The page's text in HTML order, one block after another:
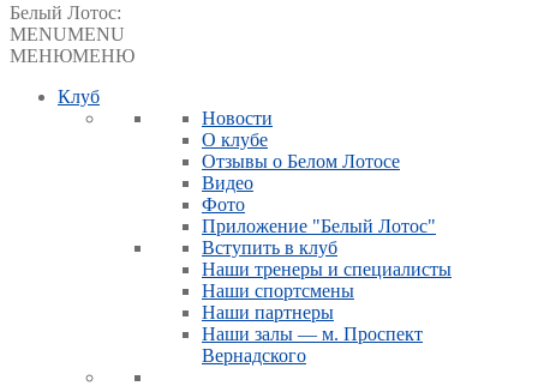
Белый Лотос:
MENUMENU
МЕНЮМЕНЮ
Клуб
Новости
О клубе
Отзывы о Белом Лотосе
Видео
Фото
Приложение "Белый Лотос"
Вступить в клуб
Наши тренеры и специалисты
Наши спортсмены
Наши партнеры
Наши залы — м. Проспект
Вернадского